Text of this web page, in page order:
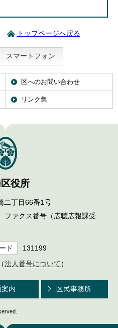
トップページへ戻る
スマートフォン
区へのお問い合わせ
リンク集
役所
二丁目66番1号
ァクス番号（広聴広報課受
ド 131199
法人番号について ）
内 区民事務所